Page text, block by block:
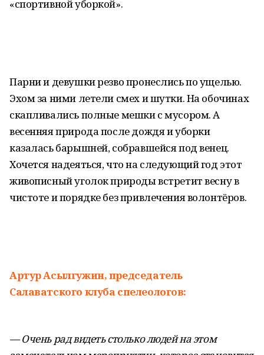
«спортивной уборкой».
Парни и девушки резво пронеслись по ущелью.
Эхом за ними летели смех и шутки. На обочинах
скапливались полные мешки с мусором. А
весенняя природа после дождя и уборки
казалась барышней, собравшейся под венец.
Хочется надеяться, что на следующий год этот
живописный уголок природы встретит весну в
чистоте и порядке без привлечения волонтёров.
Артур Асылгужин, председатель
Салаватского клуба спелеологов:
— Очень рад видеть столько людей на этом